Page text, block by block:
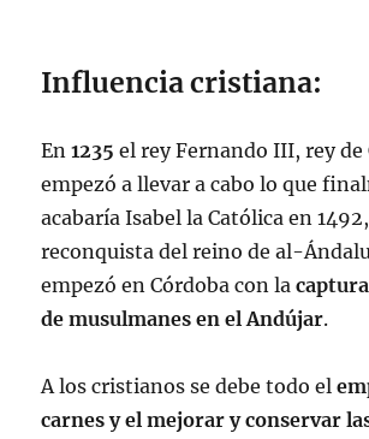
Influencia cristiana:
En1235el rey Fernando III, rey de
empezó a llevar a cabo lo que
acabaría Isabel la Católica en
reconquista del reino de al-
empezó en Córdoba con la
de musulmanes en el Andújar.
A los cristianos se debe todo el
carnes y el mejorar y conservar